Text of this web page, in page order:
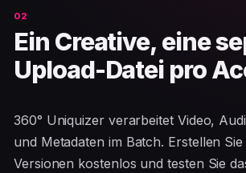
Ein Creative, eine
Upload-Datei pro
360° Uniquizer verarbeitet Video,
und Metadaten im Batch. Erstellen
Versionen kostenlos und testen Sie